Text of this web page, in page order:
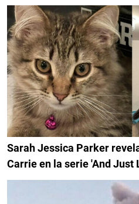
Sarah Jessica Parker
Carrie en la serie 'And Just